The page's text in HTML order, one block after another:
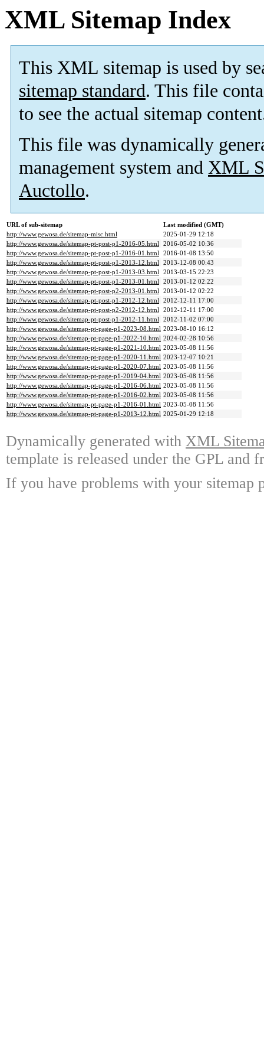
XML Sitemap Index
This XML sitemap is used by
sitemap standard. This file
to see the actual sitemap
This file was dynamically
management system and XML
Auctollo.
URL of sub-sitemap
Last modified (GMT)
http://www.gewosa.de/sitemap-misc.html
2025-01-29 12:18
http://www.gewosa.de/sitemap-pt-post-p1-2016-05.html 2016-05-02 10:36
http://www.gewosa.de/sitemap-pt-post-p1-2016-01.html 2016-01-08 13:50
http://www.gewosa.de/sitemap-pt-post-p1-2013-12.html 2013-12-08 00:43
http://www.gewosa.de/sitemap-pt-post-p1-2013-03.html 2013-03-15 22:23
http://www.gewosa.de/sitemap-pt-post-p1-2013-01.html 2013-01-12 02:22
http://www.gewosa.de/sitemap-pt-post-p2-2013-01.html 2013-01-12 02:22
http://www.gewosa.de/sitemap-pt-post-p1-2012-12.html 2012-12-11 17:00
http://www.gewosa.de/sitemap-pt-post-p2-2012-12.html 2012-12-11 17:00
http://www.gewosa.de/sitemap-pt-post-p1-2012-11.html 2012-11-02 07:00
http://www.gewosa.de/sitemap-pt-page-p1-2023-08.html 2023-08-10 16:12
http://www.gewosa.de/sitemap-pt-page-p1-2022-10.html 2024-02-28 10:56
http://www.gewosa.de/sitemap-pt-page-p1-2021-10.html 2023-05-08 11:56
http://www.gewosa.de/sitemap-pt-page-p1-2020-11.html 2023-12-07 10:21
http://www.gewosa.de/sitemap-pt-page-p1-2020-07.html 2023-05-08 11:56
http://www.gewosa.de/sitemap-pt-page-p1-2019-04.html 2023-05-08 11:56
http://www.gewosa.de/sitemap-pt-page-p1-2016-06.html 2023-05-08 11:56
http://www.gewosa.de/sitemap-pt-page-p1-2016-02.html 2023-05-08 11:56
http://www.gewosa.de/sitemap-pt-page-p1-2016-01.html 2023-05-08 11:56
http://www.gewosa.de/sitemap-pt-page-p1-2013-12.html 2025-01-29 12:18
Dynamically generated with XML
template is released under the GPL and
If you have problems with your sitemap